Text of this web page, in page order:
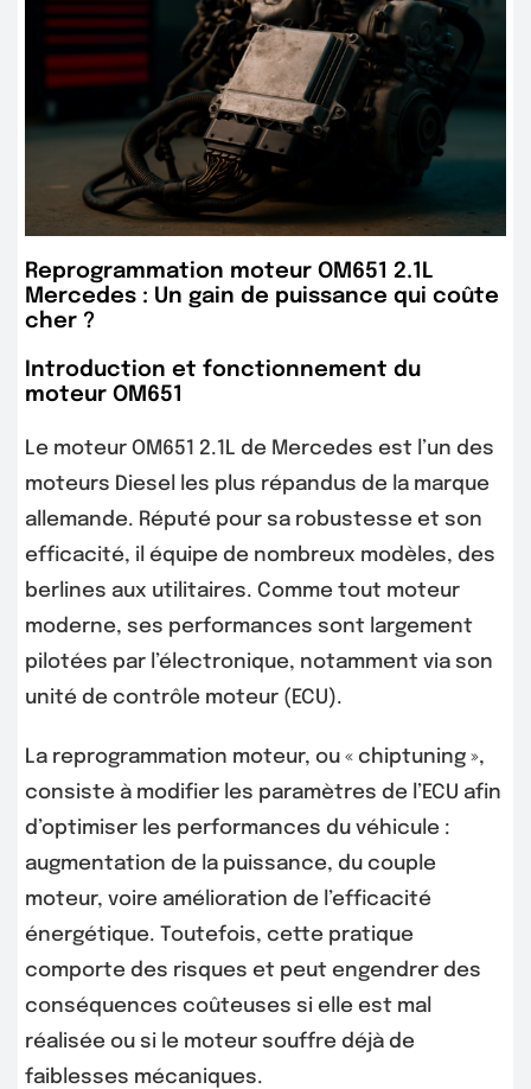
Reprogrammation moteur OM651 2.1L
Mercedes : Un gain de puissance qui coûte
cher ?
Introduction et fonctionnement du
moteur OM651
Le moteur OM651 2.1L de Mercedes est l’un des
moteurs Diesel les plus répandus de la marque
allemande. Réputé pour sa robustesse et son
efficacité, il équipe de nombreux modèles, des
berlines aux utilitaires. Comme tout moteur
moderne, ses performances sont largement
pilotées par l’électronique, notamment via son
unité de contrôle moteur (ECU).
La reprogrammation moteur, ou « chiptuning »,
consiste à modifier les paramètres de l’ECU afin
d’optimiser les performances du véhicule :
augmentation de la puissance, du couple
moteur, voire amélioration de l’efficacité
énergétique. Toutefois, cette pratique
comporte des risques et peut engendrer des
conséquences coûteuses si elle est mal
réalisée ou si le moteur souffre déjà de
faiblesses mécaniques.